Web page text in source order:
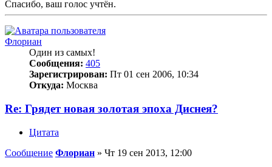
Спасибо, ваш голос учтён.
Флориан
Один из самых!
Сообщения: 405
Зарегистрирован: Пт 01 сен 2006, 10:34
Откуда: Москва
Re: Грядет новая золотая эпоха Диснея?
Цитата
Сообщение Флориан » Чт 19 сен 2013, 12:00